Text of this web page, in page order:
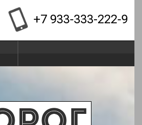
+7 933-333-222-9